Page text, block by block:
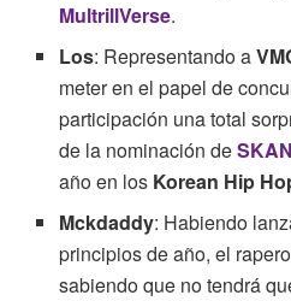
MultrillVerse.
Los: Representando a
meter en el papel de
participación una total
de la nominación de
año en los Korean Hip
Mckdaddy: Habiendo
principios de año, el
sabiendo que no tendrá